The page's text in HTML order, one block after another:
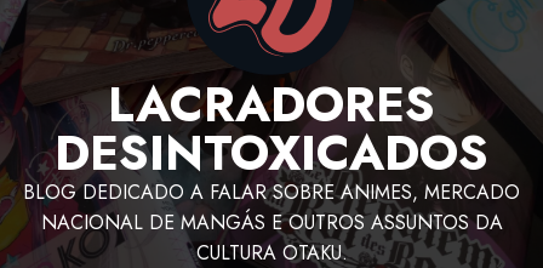
LACRADORES
DESINTOXICADOS
BLOG DEDICADO A FALAR SOBRE ANIMES, MERCADO
NACIONAL DE MANGÁS E OUTROS ASSUNTOS DA
CULTURA OTAKU.